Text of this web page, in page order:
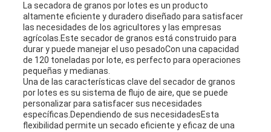
PRIVACIDAD
La secadora de granos por lotes es un producto
altamente eficiente y duradero diseñado para satisfacer
las necesidades de los agricultores y las empresas
agrícolas.Este secador de granos está construido para
durar y puede manejar el uso pesadoCon una capacidad
de 120 toneladas por lote, es perfecto para operaciones
pequeñas y medianas.
Una de las características clave del secador de granos
por lotes es su sistema de flujo de aire, que se puede
personalizar para satisfacer sus necesidades
específicas.Dependiendo de sus necesidadesEsta
flexibilidad permite un secado eficiente y eficaz de una